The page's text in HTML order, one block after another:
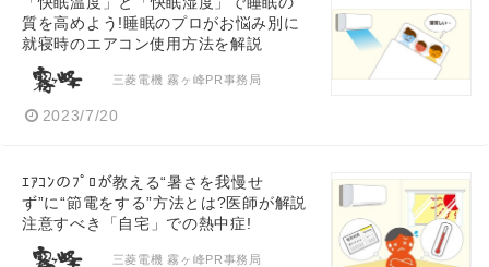
質を高めよう!睡眠のプロがお悩み別に
就寝時のエアコン使用方法を解説
三菱電機 霧ヶ峰PR事務局
2023/7/20
ｴｱｺﾝのﾌﾟﾛが教える“暑さを我慢せ
ず”に“節電をする”方法とは?医師が解説
注意すべき「自宅」での熱中症!
三菱電機 霧ヶ峰PR事務局